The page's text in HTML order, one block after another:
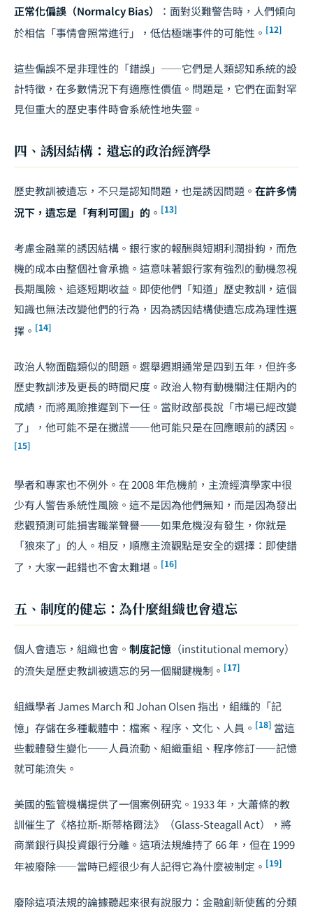
正常化偏誤（Normalcy Bias）
：面對災難警告時，人們傾向
於相信「事情會照常進行」，低估極端事件的可能性。 [12]
這些偏誤不是非理性的「錯誤」——它們是人類認知系統的設
計特徵，在多數情況下有適應性價值。問題是，它們在面對罕
見但重大的歷史事件時會系統性地失靈。
四、誘因結構：遺忘的政治經濟學
歷史教訓被遺忘，不只是認知問題，也是誘因問題。 在許多情
況下，遺忘是「有利可圖」的 。 [13]
考慮金融業的誘因結構。銀行家的報酬與短期利潤掛鉤，而危
機的成本由整個社會承擔。這意味著銀行家有強烈的動機忽視
長期風險、追逐短期收益。即使他們「知道」歷史教訓，這個
知識也無法改變他們的行為，因為誘因結構使遺忘成為理性選
擇。 [14]
政治人物面臨類似的問題。選舉週期通常是四到五年，但許多
歷史教訓涉及更長的時間尺度。政治人物有動機關注任期內的
成績，而將風險推遲到下一任。當財政部長說「市場已經改變
了」，他可能不是在撒謊——他可能只是在回應眼前的誘因。
[15]
學者和專家也不例外。在 2008 年危機前，主流經濟學家中很
少有人警告系統性風險。這不是因為他們無知，而是因為發出
悲觀預測可能損害職業聲譽——如果危機沒有發生，你就是
「狼來了」的人。相反，順應主流觀點是安全的選擇：即使錯
了，大家一起錯也不會太難堪。 [16]
五、制度的健忘：為什麼組織也會遺忘
個人會遺忘，組織也會。 制度記憶 （institutional memory）
的流失是歷史教訓被遺忘的另一個關鍵機制。 [17]
組織學者 James March 和 Johan Olsen 指出，組織的「記
憶」存儲在多種載體中：檔案、程序、文化、人員。 [18] 當這
些載體發生變化——人員流動、組織重組、程序修訂——記憶
就可能流失。
美國的監管機構提供了一個案例研究。1933 年，大蕭條的教
訓催生了《格拉斯-斯蒂格爾法》（Glass-Steagall Act），將
商業銀行與投資銀行分離。這項法規維持了 66 年，但在 1999
年被廢除——當時已經很少有人記得它為什麼被制定。 [19]
廢除這項法規的論據聽起來很有說服力：金融創新使舊的分類